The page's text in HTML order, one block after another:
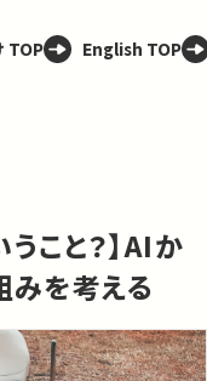
TOP English TOP
うこと？】AIか
を考える